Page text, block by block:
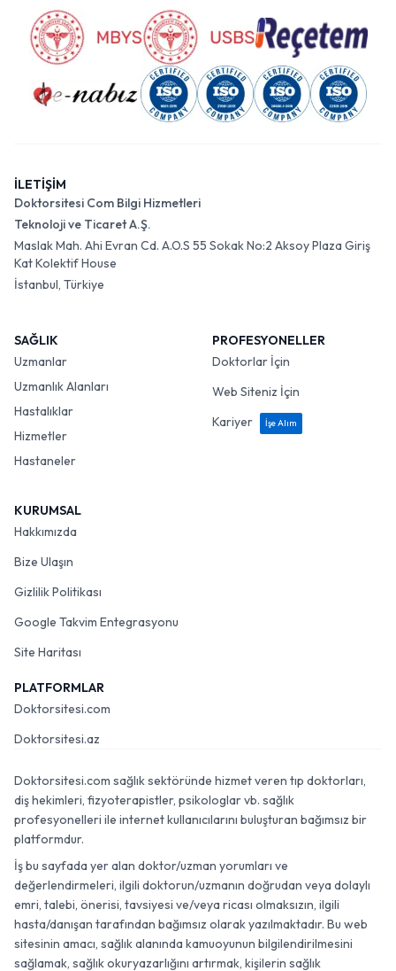
İLETİŞİM
Doktorsitesi Com Bilgi Hizmetleri
Teknoloji ve Ticaret A.Ş.
Maslak Mah. Ahi Evran Cd. A.O.S 55 Sokak No:2 Aksoy Plaza Giriş
Kat Kolektif House
İstanbul, Türkiye
SAĞLIK
Uzmanlar
Uzmanlık Alanları
Hastalıklar
Hizmetler
Hastaneler
PROFESYONELLER
Doktorlar İçin
Web Siteniz İçin
Kariyer
İşe Alım
KURUMSAL
Hakkımızda
Bize Ulaşın
Gizlilik Politikası
Google Takvim Entegrasyonu
Site Haritası
PLATFORMLAR
Doktorsitesi.com
Doktorsitesi.az
Doktorsitesi.com sağlık sektöründe hizmet veren tıp doktorları,
diş hekimleri, fizyoterapistler, psikologlar vb. sağlık
profesyonelleri ile internet kullanıcılarını buluşturan bağımsız bir
platformdur.
İş bu sayfada yer alan doktor/uzman yorumları ve
değerlendirmeleri, ilgili doktorun/uzmanın doğrudan veya dolaylı
emri, talebi, önerisi, tavsiyesi ve/veya ricası olmaksızın, ilgili
hasta/danışan tarafından bağımsız olarak yazılmaktadır. Bu web
sitesinin amacı, sağlık alanında kamuoyunun bilgilendirilmesini
sağlamak, sağlık okuryazarlığını artırmak, kişilerin sağlık